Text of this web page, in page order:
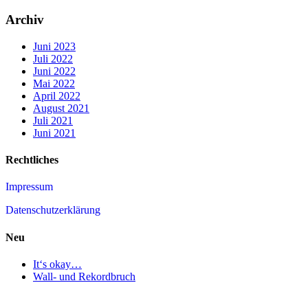
Archiv
Juni 2023
Juli 2022
Juni 2022
Mai 2022
April 2022
August 2021
Juli 2021
Juni 2021
Rechtliches
Impressum
Datenschutzerklärung
Neu
It‘s okay…
Wall- und Rekordbruch